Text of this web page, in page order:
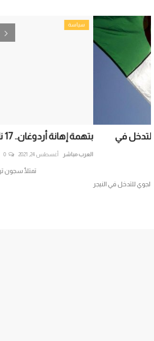
بتهمة إهانة أردوغان.. 17 ناشطة أمام القضاء التركي
أغسطس 24, 2021
تمتلأ سجون تركيا بالنساء والتهمة